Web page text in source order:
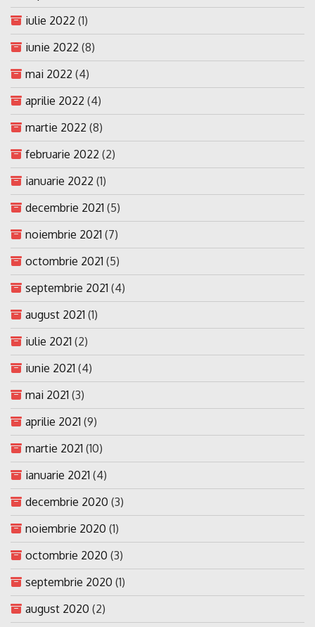
iulie 2022 (1)
iunie 2022 (8)
mai 2022 (4)
aprilie 2022 (4)
martie 2022 (8)
februarie 2022 (2)
ianuarie 2022 (1)
decembrie 2021 (5)
noiembrie 2021 (7)
octombrie 2021 (5)
septembrie 2021 (4)
august 2021 (1)
iulie 2021 (2)
iunie 2021 (4)
mai 2021 (3)
aprilie 2021 (9)
martie 2021 (10)
ianuarie 2021 (4)
decembrie 2020 (3)
noiembrie 2020 (1)
octombrie 2020 (3)
septembrie 2020 (1)
august 2020 (2)